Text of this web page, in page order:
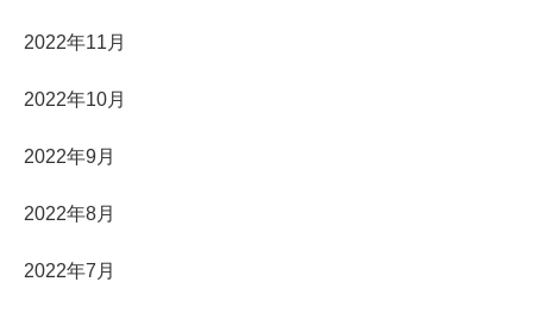
2022年11月
2022年10月
2022年9月
2022年8月
2022年7月